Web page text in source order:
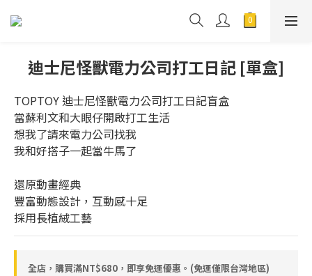
迪士尼怪獸電力公司打工日記 [單盒]
TOPTOY 迪士尼怪獸電力公司打工日記盲盒
當蘇利文和大眼仔開啟打工生活
想我了請來電力公司找我
我和好搭子一起當牛馬了
還原動畫經典
豐富動態設計，互動感十足
採用長植絨工藝
全店，購買滿NT$680，即享免運優惠。(免運僅限台灣地區)